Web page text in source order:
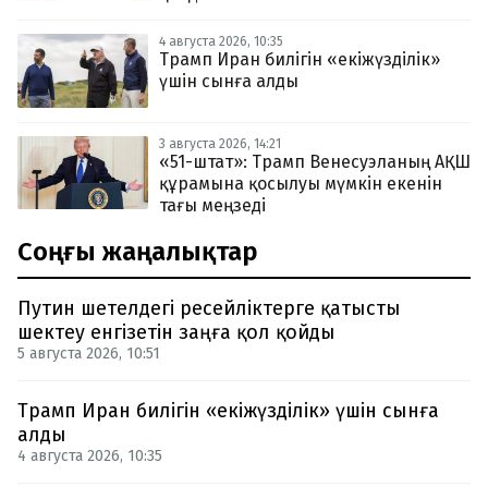
4 августа 2026, 10:35
Трамп Иран билігін «екіжүзділік»
үшін сынға алды
3 августа 2026, 14:21
«51-штат»: Трамп Венесуэланың АҚШ
құрамына қосылуы мүмкін екенін
тағы меңзеді
Соңғы жаңалықтар
Путин шетелдегі ресейліктерге қатысты
шектеу енгізетін заңға қол қойды
5 августа 2026, 10:51
Трамп Иран билігін «екіжүзділік» үшін сынға
алды
4 августа 2026, 10:35